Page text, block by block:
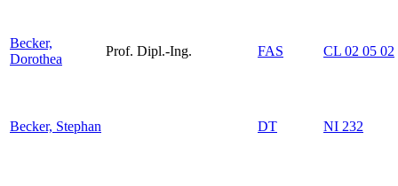
Becker,
Dorothea
Prof. Dipl.-Ing. FAS CL 02 05 02
Becker, Stephan DT NI 232